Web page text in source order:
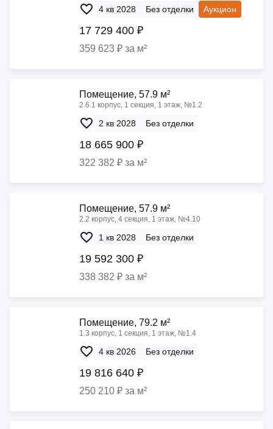
4 кв 2028 Без отделки Аукцион
17 729 400 ₽
359 623 ₽ за м²
Помещение, 57.9 м²
2.6.1 корпус, 1 секция, 1 этаж, №1.2
2 кв 2028 Без отделки
18 665 900 ₽
322 382 ₽ за м²
Помещение, 57.9 м²
2.2 корпус, 4 секция, 1 этаж, №4.10
1 кв 2028 Без отделки
19 592 300 ₽
338 382 ₽ за м²
Помещение, 79.2 м²
1.3 корпус, 1 секция, 1 этаж, №1.4
4 кв 2026 Без отделки
19 816 640 ₽
250 210 ₽ за м²